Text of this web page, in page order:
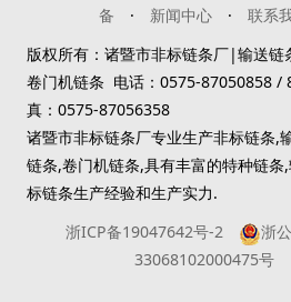
备 · 新闻中心 ·联系
版权所有：诸暨市非标链条厂|输送链
卷门机链条 电话：0575-87050858 /
真：0575-87056358
诸暨市非标链条厂专业生产非标链条,
链条,卷门机链条,具有丰富的特种链条
标链条生产经验和生产实力.
浙ICP备19047642号-2
浙
33068102000475号